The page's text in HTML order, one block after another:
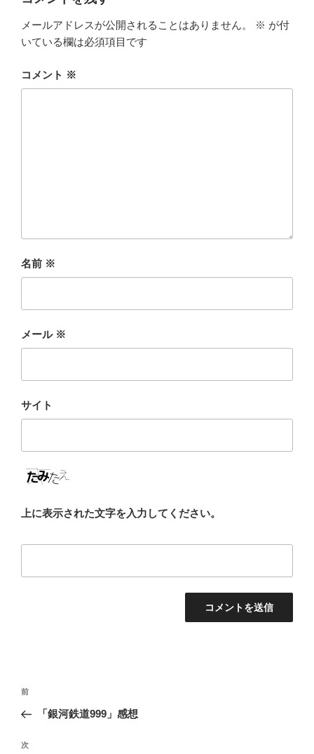
メールアドレスが公開されることはありません。 ※ が付
いている欄は必須項目です
コメント ※
名前 ※
メール ※
サイト
上に表示された文字を入力してください。
投
ナ
ビ
前
の
稿
前
「銀河鉄道999」感想
次
次